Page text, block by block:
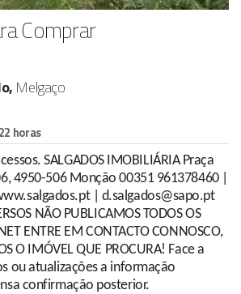
Comprar
Melgaço
22 horas
SALGADOS IMOBILIÁRIA Praça
4950-506 Monção 00351 961378460 |
| d.salgados@sapo.pt
NÃO PUBLICAMOS TODOS OS
ENTRE EM CONTACTO CONNOSCO,
O IMÓVEL QUE PROCURA! Face a
ou atualizações a informação
confirmação posterior.